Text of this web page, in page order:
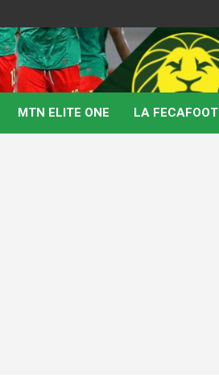
MTN ELITE ONE LA FECAFOOT